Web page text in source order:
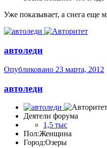
Уже показывает, а снега еще
автоледи
Опубликовано 23 марта, 2012
автоледи
Деятели форума
1,5 тыс
Пол:Женщина
Город:Озеры